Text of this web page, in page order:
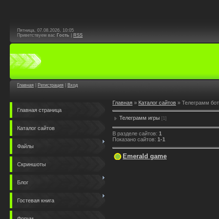
Пятница, 07.08.2026, 10:05
Приветствуем вас Гость RSS
Главная Регистрация Вход
Главная страница
Каталог сайтов
Файлы
Скриншоты
Блог
Гостевая книга
Главная » Каталог сайтов » Телеграмм
Телеграмм игры [1]
В разделе сайтов: 1
Показано сайтов: 1-1
Emerald game